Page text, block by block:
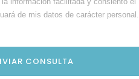
de mis datos de carácter personal.